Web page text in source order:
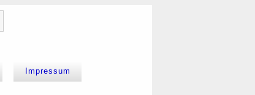
Impressum